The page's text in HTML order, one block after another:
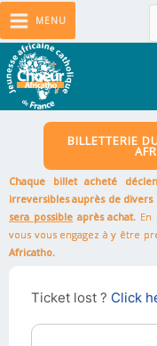
MENU
BILLETTERIE
Chaque billet acheté
irreversibles auprès de
sera possibleaprès achat. En
vous vous engagez à y être
Africatho.